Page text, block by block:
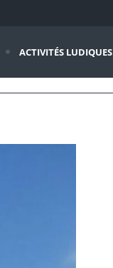
ACTIVITÉS LUDIQUES